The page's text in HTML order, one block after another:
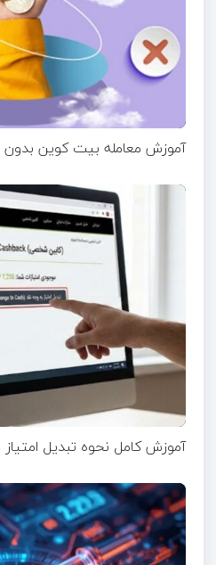
آموزش معامله بیت کوین بدون
آموزش کامل نحوه تبدیل امتیاز